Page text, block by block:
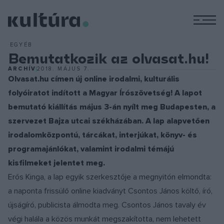
EGYÉB
Bemutatkozik az olvasat.hu!
ARCHÍV2018. MÁJUS 7.
Olvasat.hu címen új online irodalmi, kulturális
folyóiratot indított a Magyar Írószövetség! A lapot
bemutató kiállítás május 3-án nyílt meg Budapesten, a
szervezet Bajza utcai székházában. A lap alapvetően
irodalomközpontú, tárcákat, interjúkat, könyv- és
programajánlókat, valamint irodalmi témájú
kisfilmeket jelentet meg.
Erős Kinga, a lap egyik szerkesztője a megnyitón elmondta:
a naponta frissülő online kiadványt Csontos János költő, író,
újságíró, publicista álmodta meg. Csontos János tavaly év
végi halála a közös munkát megszakította, nem lehetett